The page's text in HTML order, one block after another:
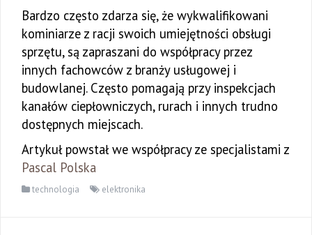
Bardzo często zdarza się, że wykwalifikowani
kominiarze z racji swoich umiejętności obsługi
sprzętu, są zapraszani do współpracy przez
innych fachowców z branży usługowej i
budowlanej. Często pomagają przy inspekcjach
kanałów ciepłowniczych, rurach i innych trudno
dostępnych miejscach.
Artykuł powstał we współpracy ze specjalistami z
Pascal Polska
technologia elektronika